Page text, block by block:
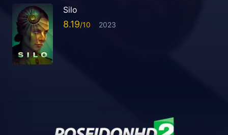
Silo
8.19 2023